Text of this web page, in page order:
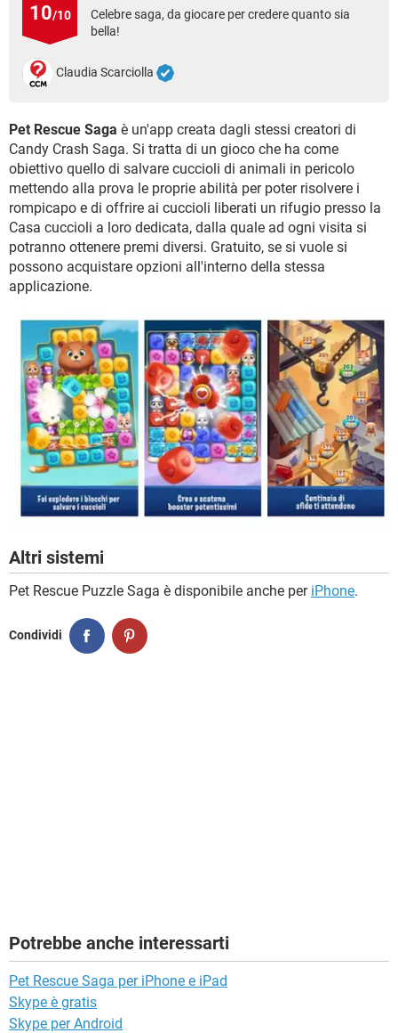
TIKTOK
HARDWARE
10/10
Celebre saga, da giocare per credere quanto sia
bella!
Claudia Scarciolla
Pet Rescue Saga è un'app creata dagli stessi creatori di
Candy Crash Saga. Si tratta di un gioco che ha come
obiettivo quello di salvare cuccioli di animali in pericolo
mettendo alla prova le proprie abilità per poter risolvere i
rompicapo e di offrire ai cuccioli liberati un rifugio presso la
Casa cuccioli a loro dedicata, dalla quale ad ogni visita si
potranno ottenere premi diversi. Gratuito, se si vuole si
possono acquistare opzioni all'interno della stessa
applicazione.
Altri sistemi
Pet Rescue Puzzle Saga è disponibile anche per iPhone.
Condividi
Potrebbe anche interessarti
Pet Rescue Saga per iPhone e iPad
Skype è gratis
Skype per Android